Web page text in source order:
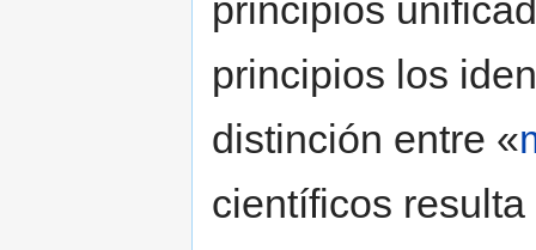
principios
principios los
distinción entre «
científicos